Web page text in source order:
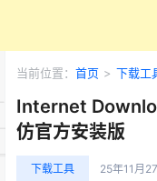
当前位置： 首页 > 下载工
Internet
仿官方安装版
下载工具 25年11月